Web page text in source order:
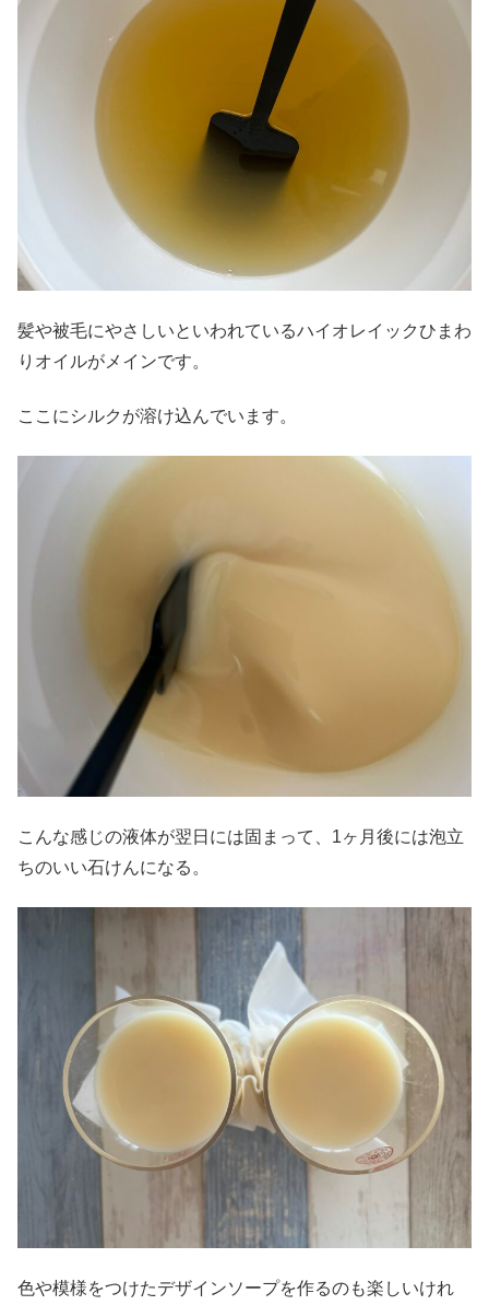
髪や被毛にやさしいといわれているハイオレイックひまわ
りオイルがメインです。
ここにシルクが溶け込んでいます。
こんな感じの液体が翌日には固まって、1ヶ月後には泡立
ちのいい石けんになる。
色や模様をつけたデザインソープを作るのも楽しいけれ